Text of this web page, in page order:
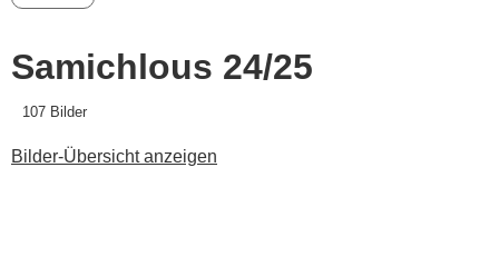
Samichlous 24/25
107 Bilder
Bilder-Übersicht anzeigen